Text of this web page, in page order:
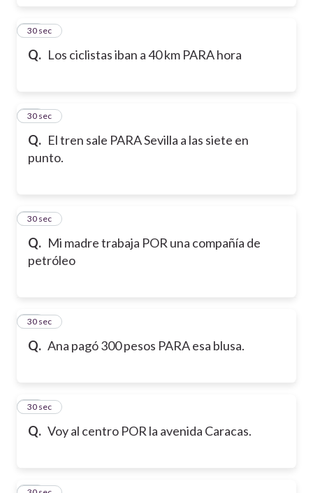
Q. Los ciclistas iban a 40 km PARA hora
10
30 sec
Q. El tren sale PARA Sevilla a las siete en
punto.
11
30 sec
Q. Mi madre trabaja POR una compañía de
petróleo
12
30 sec
Q. Ana pagó 300 pesos PARA esa blusa.
13
30 sec
Q. Voy al centro POR la avenida Caracas.
14
30 sec